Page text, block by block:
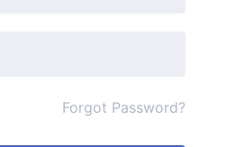
Forgot Password?